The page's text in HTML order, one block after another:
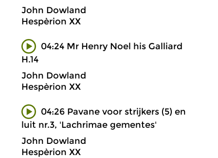
John Dowland
Hespèrion XX
04:24 Mr Henry Noel his Galliard
H.14
John Dowland
Hespèrion XX
04:26 Pavane voor strijkers (5) en
luit nr.3, 'Lachrimae gementes'
John Dowland
Hespèrion XX